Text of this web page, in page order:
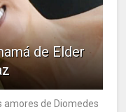
de Elder
amores de Diomedes